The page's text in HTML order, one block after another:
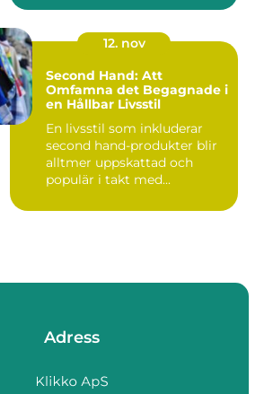
12. nov
Second Hand: Att
Omfamna det Begagnade i
en Hållbar Livsstil
En livsstil som inkluderar
second hand-produkter blir
alltmer uppskattad och
populär i takt med...
Adress